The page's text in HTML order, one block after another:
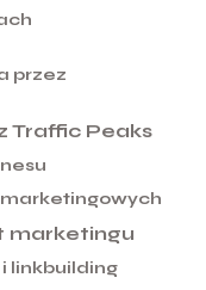
przez
Traffic Peaks
marketingu
linkbuilding